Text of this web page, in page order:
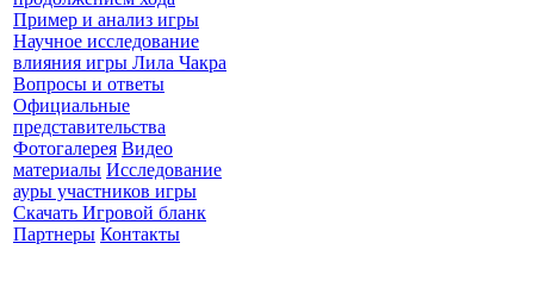
Пример и анализ игры
Научное исследование
влияния игры Лила Чакра
Вопросы и ответы
Официальные
представительства
Фотогалерея Видео
материалы Исследование
ауры участников игры
Скачать Игровой бланк
Партнеры Контакты